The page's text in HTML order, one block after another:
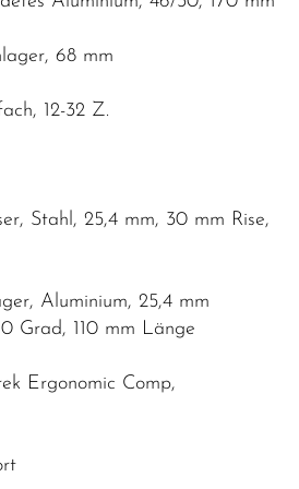
68 mm
12-32 Z.
Stahl, 25,4 mm, 30 mm Rise,
Aluminium, 25,4 mm
Grad, 110 mm Länge
Ergonomic Comp,